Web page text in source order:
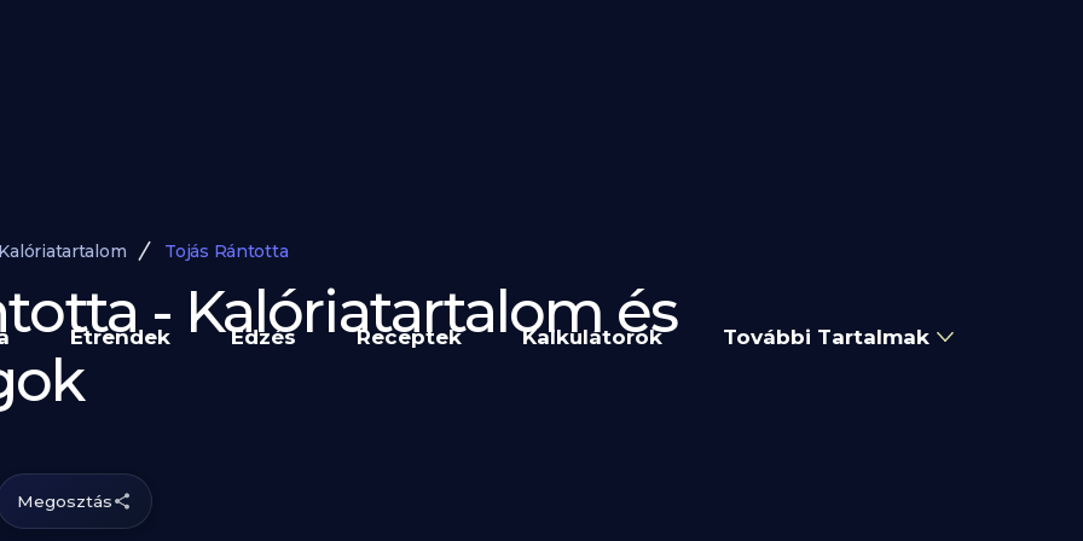
Étrendek Edzés Receptek Kalkulátorok További Tartalmak
Kalóriatartalom Tojás Rántotta
- Kalóriatartalom és
Megosztás